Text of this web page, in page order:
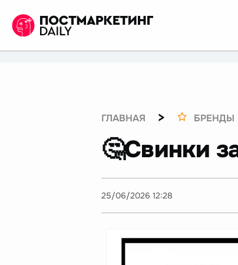
ГЛАВНАЯ > БРЕНДЫ
🤔Свинки
25/06/2026 12:28